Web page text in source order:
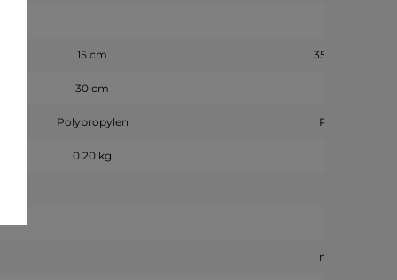
15 cm 35 cm
30 cm
Polypropylen PVC
0.20 kg
nein